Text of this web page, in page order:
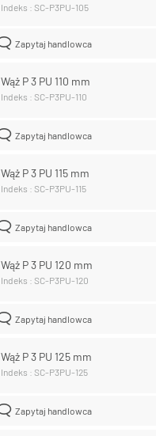
Indeks : SC-P3PU-105
Zapytaj handlowca
Wąż P 3 PU 110 mm
Indeks : SC-P3PU-110
Zapytaj handlowca
Wąż P 3 PU 115 mm
Indeks : SC-P3PU-115
Zapytaj handlowca
Wąż P 3 PU 120 mm
Indeks : SC-P3PU-120
Zapytaj handlowca
Wąż P 3 PU 125 mm
Indeks : SC-P3PU-125
Zapytaj handlowca